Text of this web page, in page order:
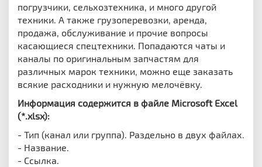
погрузчики, сельхозтехника, и много другой
техники. А также грузоперевозки, аренда,
продажа, обслуживание и прочие вопросы
касающиеся спецтехники. Попадаются чаты и
каналы по оригинальным запчастям для
различных марок техники, можно еще заказать
всякие расходники и нужную мелочёвку.
Информация содержится в файле Microsoft Excel
(*.xlsx):
- Тип (канал или группа). Раздельно в двух файлах.
- Название.
- Ссылка.